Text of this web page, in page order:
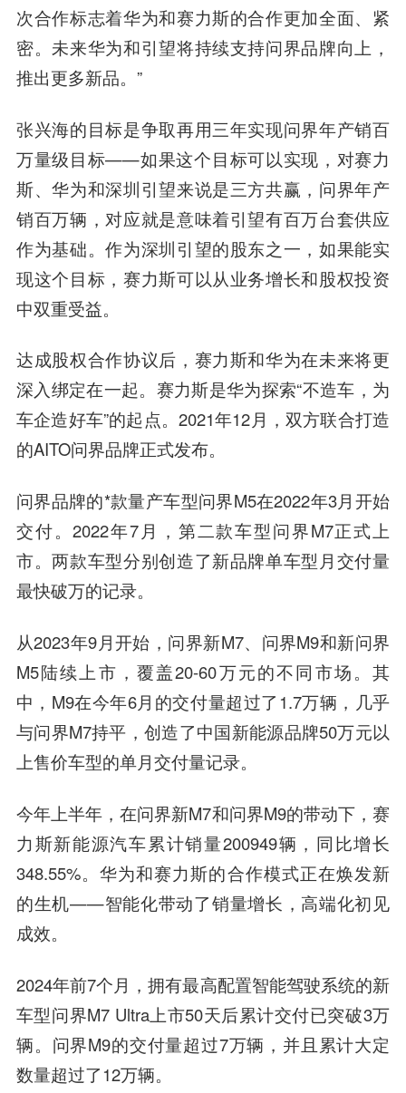
次合作标志着华为和赛力斯的合作更加全面、紧
密。未来华为和引望将持续支持问界品牌向上，
推出更多新品。”
张兴海的目标是争取再用三年实现问界年产销百
万量级目标——如果这个目标可以实现，对赛力
斯、华为和深圳引望来说是三方共赢，问界年产
销百万辆，对应就是意味着引望有百万台套供应
作为基础。作为深圳引望的股东之一，如果能实
现这个目标，赛力斯可以从业务增长和股权投资
中双重受益。
达成股权合作协议后，赛力斯和华为在未来将更
深入绑定在一起。赛力斯是华为探索“不造车，为
车企造好车”的起点。2021年12月，双方联合打造
的AITO问界品牌正式发布。
问界品牌的*款量产车型问界M5在2022年3月开始
交付。2022年7月，第二款车型问界M7正式上
市。两款车型分别创造了新品牌单车型月交付量
最快破万的记录。
从2023年9月开始，问界新M7、问界M9和新问界
M5陆续上市，覆盖20-60万元的不同市场。其
中，M9在今年6月的交付量超过了1.7万辆，几乎
与问界M7持平，创造了中国新能源品牌50万元以
上售价车型的单月交付量记录。
今年上半年，在问界新M7和问界M9的带动下，赛
力斯新能源汽车累计销量200949辆，同比增长
348.55%。华为和赛力斯的合作模式正在焕发新
的生机——智能化带动了销量增长，高端化初见
成效。
2024年前7个月，拥有最高配置智能驾驶系统的新
车型问界M7 Ultra上市50天后累计交付已突破3万
辆。问界M9的交付量超过7万辆，并且累计大定
数量超过了12万辆。